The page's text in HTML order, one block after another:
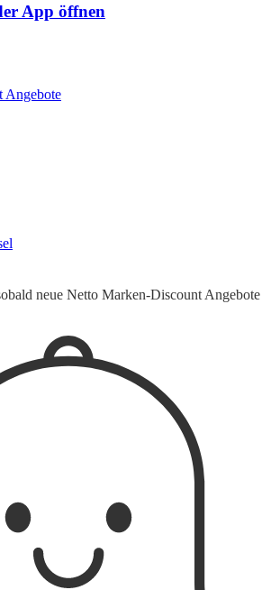
App öffnen
Angebote
neue Netto Marken-Discount Angebote